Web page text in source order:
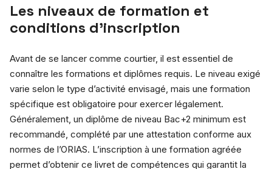
Les niveaux de formation et
conditions d’inscription
Avant de se lancer comme courtier, il est essentiel de
connaître les formations et diplômes requis. Le niveau exigé
varie selon le type d’activité envisagé, mais une formation
spécifique est obligatoire pour exercer légalement.
Généralement, un diplôme de niveau Bac+2 minimum est
recommandé, complété par une attestation conforme aux
normes de l’ORIAS. L’inscription à une formation agréée
permet d’obtenir ce livret de compétences qui garantit la